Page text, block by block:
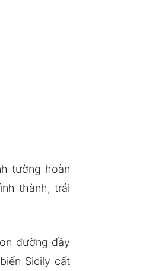
tường hoàn
thành, trải
đường đầy
Sicily cất